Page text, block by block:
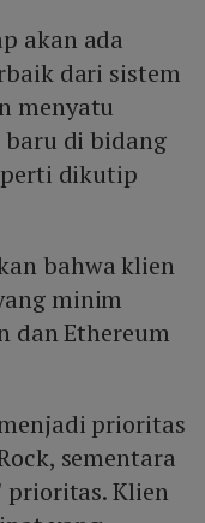
akan ada
dari sistem
menyatu
di bidang
dikutip
bahwa klien
minim
dan Ethereum
prioritas
sementara
prioritas. Klien